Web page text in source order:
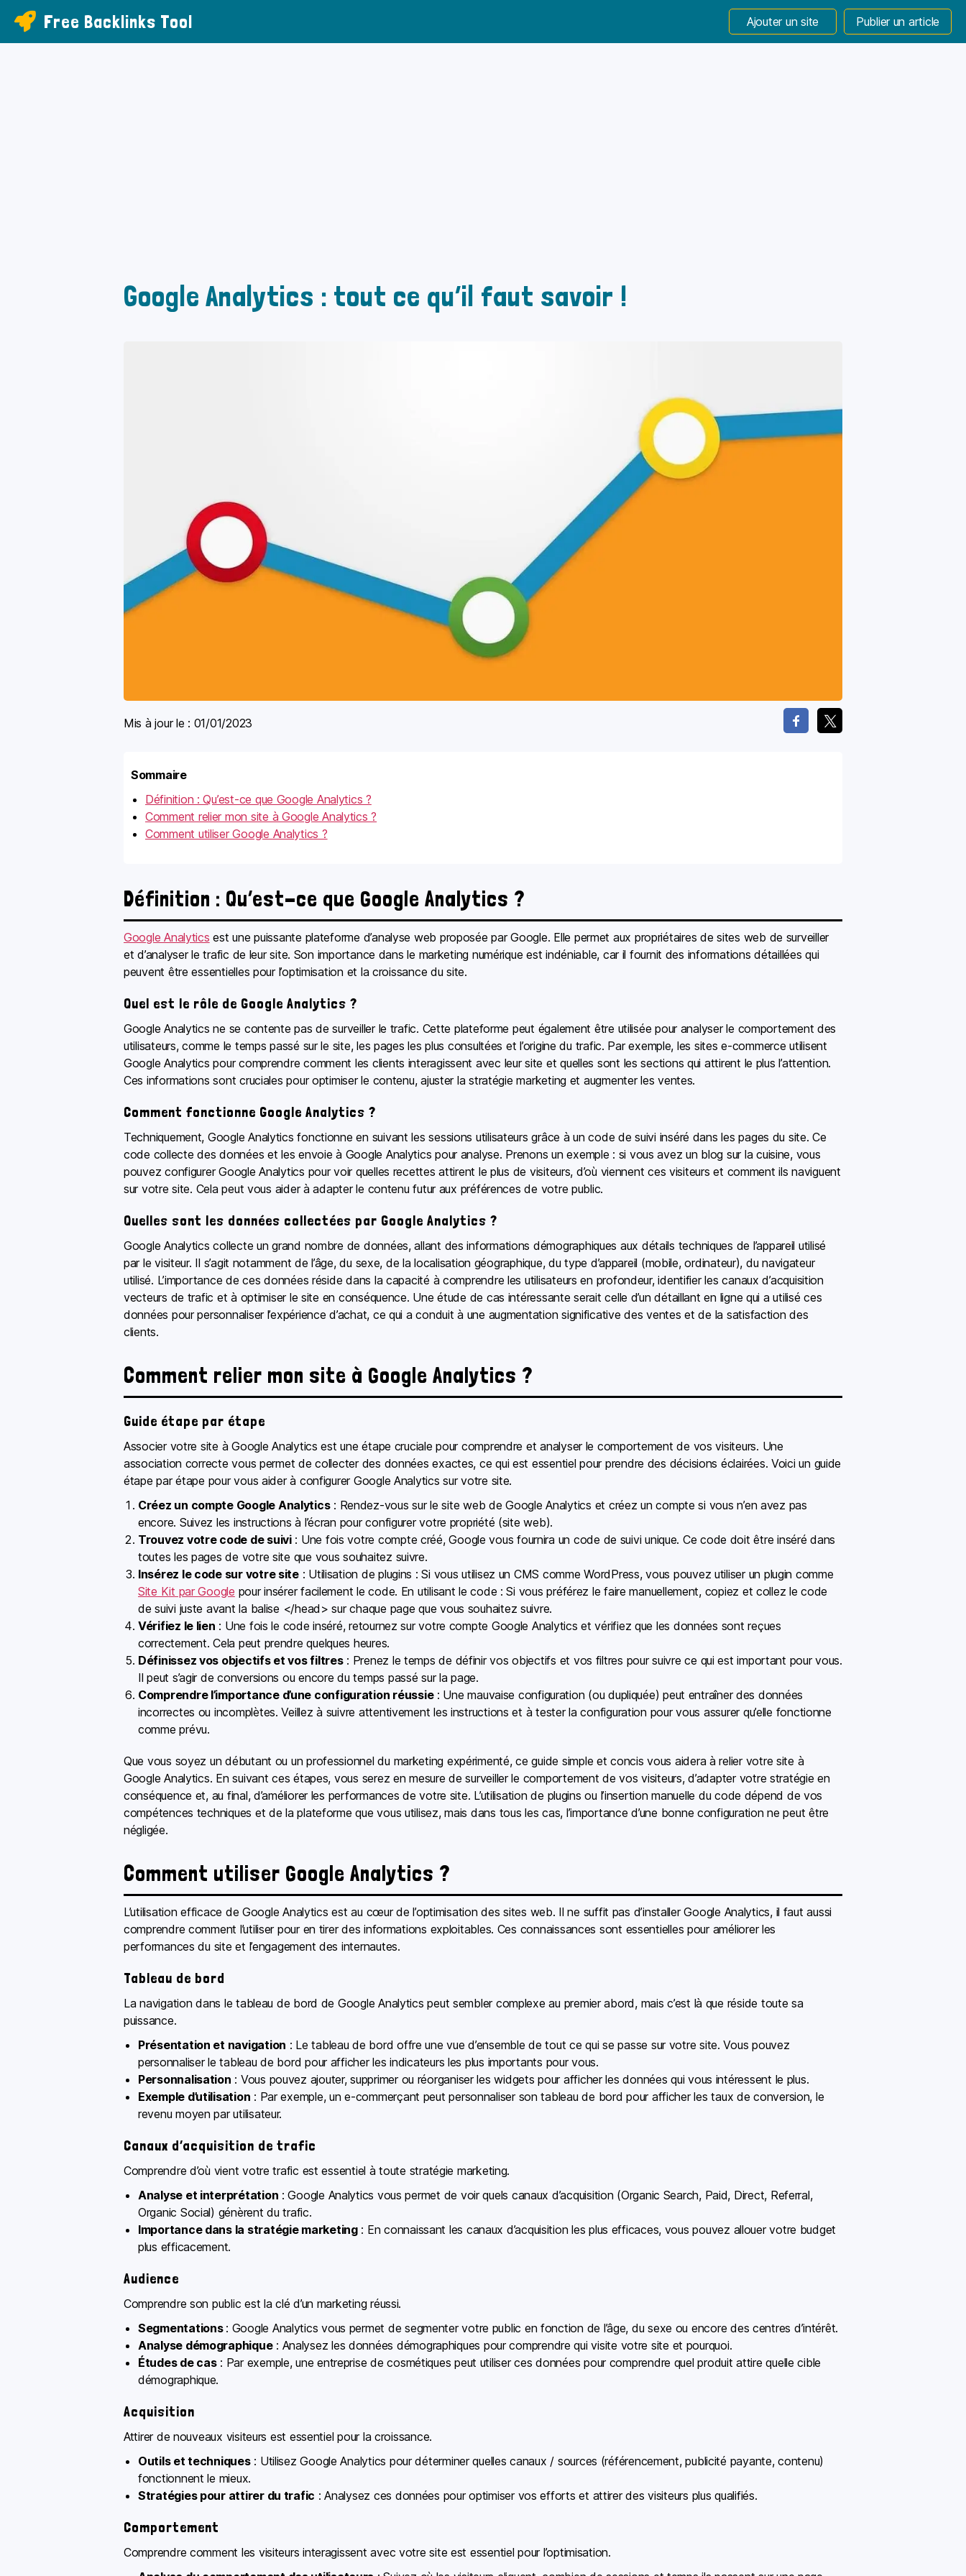
Free Backlinks Tool Ajouter un site Publier un article
Google Analytics : tout ce qu’il faut savoir !
Mis à jour le : 01/01/2023
Sommaire
Définition : Qu’est-ce que Google Analytics ?
Comment relier mon site à Google Analytics ?
Comment utiliser Google Analytics ?
Définition : Qu’est-ce que Google Analytics ?
Google Analytics est une puissante plateforme d’analyse web proposée par Google. Elle permet aux propriétaires de sites web de surveiller
et d’analyser le trafic de leur site. Son importance dans le marketing numérique est indéniable, car il fournit des informations détaillées qui
peuvent être essentielles pour l’optimisation et la croissance du site.
Quel est le rôle de Google Analytics ?
Google Analytics ne se contente pas de surveiller le trafic. Cette plateforme peut également être utilisée pour analyser le comportement des
utilisateurs, comme le temps passé sur le site, les pages les plus consultées et l’origine du trafic. Par exemple, les sites e-commerce utilisent
Google Analytics pour comprendre comment les clients interagissent avec leur site et quelles sont les sections qui attirent le plus l’attention.
Ces informations sont cruciales pour optimiser le contenu, ajuster la stratégie marketing et augmenter les ventes.
Comment fonctionne Google Analytics ?
Techniquement, Google Analytics fonctionne en suivant les sessions utilisateurs grâce à un code de suivi inséré dans les pages du site. Ce
code collecte des données et les envoie à Google Analytics pour analyse. Prenons un exemple : si vous avez un blog sur la cuisine, vous
pouvez configurer Google Analytics pour voir quelles recettes attirent le plus de visiteurs, d’où viennent ces visiteurs et comment ils naviguent
sur votre site. Cela peut vous aider à adapter le contenu futur aux préférences de votre public.
Quelles sont les données collectées par Google Analytics ?
Google Analytics collecte un grand nombre de données, allant des informations démographiques aux détails techniques de l’appareil utilisé
par le visiteur. Il s’agit notamment de l’âge, du sexe, de la localisation géographique, du type d’appareil (mobile, ordinateur), du navigateur
utilisé. L’importance de ces données réside dans la capacité à comprendre les utilisateurs en profondeur, identifier les canaux d’acquisition
vecteurs de trafic et à optimiser le site en conséquence. Une étude de cas intéressante serait celle d’un détaillant en ligne qui a utilisé ces
données pour personnaliser l’expérience d’achat, ce qui a conduit à une augmentation significative des ventes et de la satisfaction des
clients.
Comment relier mon site à Google Analytics ?
Guide étape par étape
Associer votre site à Google Analytics est une étape cruciale pour comprendre et analyser le comportement de vos visiteurs. Une
association correcte vous permet de collecter des données exactes, ce qui est essentiel pour prendre des décisions éclairées. Voici un guide
étape par étape pour vous aider à configurer Google Analytics sur votre site.
Créez un compte Google Analytics: Rendez-vous sur le site web de Google Analytics et créez un compte si vous n’en avez pas
encore. Suivez les instructions à l’écran pour configurer votre propriété (site web).
Trouvez votre code de suivi: Une fois votre compte créé, Google vous fournira un code de suivi unique. Ce code doit être inséré dans
toutes les pages de votre site que vous souhaitez suivre.
Insérez le code sur votre site: Utilisation de plugins : Si vous utilisez un CMS comme WordPress, vous pouvez utiliser un plugin comme
Site Kit par Google pour insérer facilement le code. En utilisant le code : Si vous préférez le faire manuellement, copiez et collez le code
de suivi juste avant la balise </head> sur chaque page que vous souhaitez suivre.
Vérifiez le lien : Une fois le code inséré, retournez sur votre compte Google Analytics et vérifiez que les données sont reçues
correctement. Cela peut prendre quelques heures.
Définissez vos objectifs et vos filtres: Prenez le temps de définir vos objectifs et vos filtres pour suivre ce qui est important pour vous.
Il peut s’agir de conversions ou encore du temps passé sur la page.
Comprendre l’importance d’une configuration réussie: Une mauvaise configuration (ou dupliquée) peut entraîner des données
incorrectes ou incomplètes. Veillez à suivre attentivement les instructions et à tester la configuration pour vous assurer qu’elle fonctionne
comme prévu.
Que vous soyez un débutant ou un professionnel du marketing expérimenté, ce guide simple et concis vous aidera à relier votre site à
Google Analytics. En suivant ces étapes, vous serez en mesure de surveiller le comportement de vos visiteurs, d’adapter votre stratégie en
conséquence et, au final, d’améliorer les performances de votre site. L’utilisation de plugins ou l’insertion manuelle du code dépend de vos
compétences techniques et de la plateforme que vous utilisez, mais dans tous les cas, l’importance d’une bonne configuration ne peut être
négligée.
Comment utiliser Google Analytics ?
L’utilisation efficace de Google Analytics est au cœur de l’optimisation des sites web. Il ne suffit pas d’installer Google Analytics, il faut aussi
comprendre comment l’utiliser pour en tirer des informations exploitables. Ces connaissances sont essentielles pour améliorer les
performances du site et l’engagement des internautes.
Tableau de bord
La navigation dans le tableau de bord de Google Analytics peut sembler complexe au premier abord, mais c’est là que réside toute sa
puissance.
Présentation et navigation : Le tableau de bord offre une vue d’ensemble de tout ce qui se passe sur votre site. Vous pouvez
personnaliser le tableau de bord pour afficher les indicateurs les plus importants pour vous.
Personnalisation : Vous pouvez ajouter, supprimer ou réorganiser les widgets pour afficher les données qui vous intéressent le plus.
Exemple d’utilisation : Par exemple, un e-commerçant peut personnaliser son tableau de bord pour afficher les taux de conversion, le
revenu moyen par utilisateur.
Canaux d’acquisition de trafic
Comprendre d’où vient votre trafic est essentiel à toute stratégie marketing.
Analyse et interprétation : Google Analytics vous permet de voir quels canaux d’acquisition (Organic Search, Paid, Direct, Referral,
Organic Social) génèrent du trafic.
Importance dans la stratégie marketing: En connaissant les canaux d’acquisition les plus efficaces, vous pouvez allouer votre budget
plus efficacement.
Audience
Comprendre son public est la clé d’un marketing réussi.
Segmentations : Google Analytics vous permet de segmenter votre public en fonction de l’âge, du sexe ou encore des centres d’intérêt.
Analyse démographique: Analysez les données démographiques pour comprendre qui visite votre site et pourquoi.
Études de cas: Par exemple, une entreprise de cosmétiques peut utiliser ces données pour comprendre quel produit attire quelle cible
démographique.
Acquisition
Attirer de nouveaux visiteurs est essentiel pour la croissance.
Outils et techniques: Utilisez Google Analytics pour déterminer quelles canaux / sources (référencement, publicité payante, contenu)
fonctionnent le mieux.
Stratégies pour attirer du trafic : Analysez ces données pour optimiser vos efforts et attirer des visiteurs plus qualifiés.
Comportement
Comprendre comment les visiteurs interagissent avec votre site est essentiel pour l’optimisation.